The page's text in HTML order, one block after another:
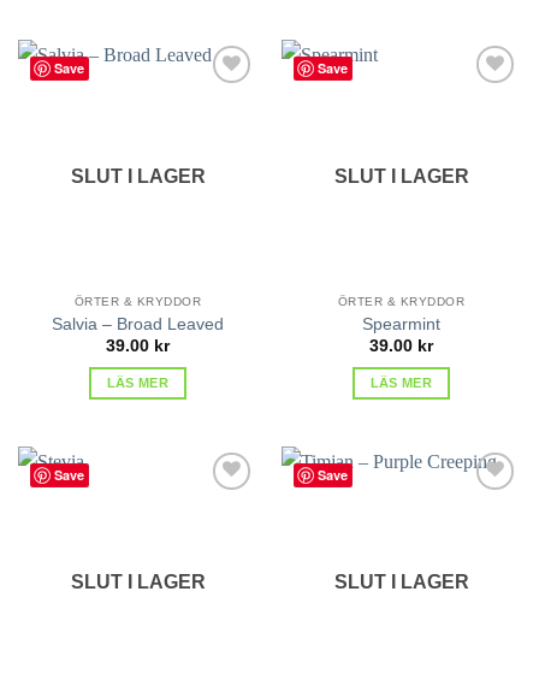
Save
SLUT I LAGER
ÖRTER & KRYDDOR
Salvia – Broad Leaved
39.00 kr
LÄS MER
Save
SLUT I LAGER
ÖRTER & KRYDDOR
Spearmint
39.00 kr
LÄS MER
Save
SLUT I LAGER
Save
SLUT I LAGER